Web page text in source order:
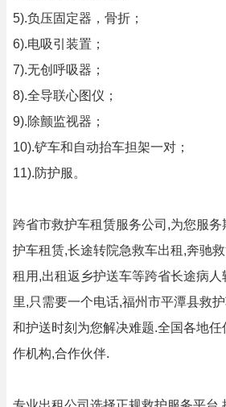
5).负压固定器，骨折；
6).电吸引装置；
7).无创呼吸器；
8).全导联心图仪；
9).除颤监视器；
10).铲车和自动抬车担架一对；
11).防护服。
跨省市救护车租赁服务公司,为您服
护车租赁,长途转院急救车出租,奔驰
租用,出租返乡护送车等跨省长途病
里,只需要一个电话,福州市平潭县救
和护送时刻为您解决难题.全国各地
作机构,合作伙伴.